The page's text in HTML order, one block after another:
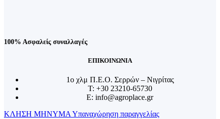
100% Ασφαλείς συναλλαγές
ΕΠΙΚΟΙΝΩΝΙΑ
1o χλμ Π.Ε.Ο. Σερρών – Νιγρίτας
T: +30 23210-65730
E: info@agroplace.gr
ΚΛΗΣΗ ΜΗΝΥΜΑ Υπαναχώρηση παραγγελίας